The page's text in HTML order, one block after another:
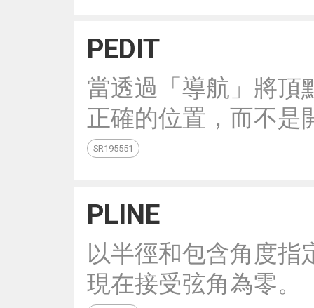
PEDIT
當透過「導航」將頂
正確的位置，而不是
SR195551
PLINE
以半徑和包含角度指
現在接受弦角為零。